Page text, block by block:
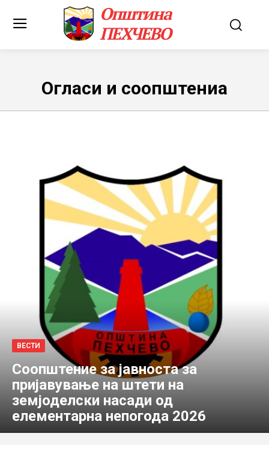
Општина
ПЕХЧЕВО
Огласи и соопштениа
ВЕСТИ
Соопштение за јавноста за
пријавување на штети на
земјоделски насади од
елементарна непогода 2026